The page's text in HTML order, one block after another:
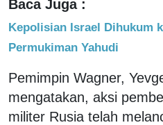
Baca Juga :
Kepolisian Israel Dihukum
Permukiman Yahudi
Pemimpin Wagner,
mengatakan, aksi
militer Rusia telah